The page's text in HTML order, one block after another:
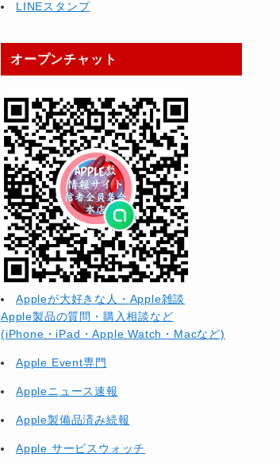
LINEスタンプ
オープンチャット
Appleが大好きな人・Apple雑談
Apple製品の質問・購入相談など
(iPhone・iPad・Apple Watch・Macなど)
Apple Event専門
Appleニュース速報
Apple製備品済み続報
Apple サービスウォッチ